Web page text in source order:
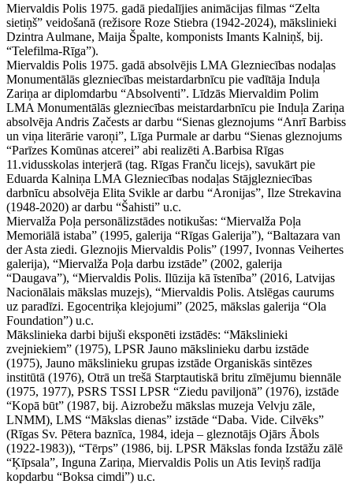
Miervaldis Polis 1975. gadā piedalījies animācijas filmas “Zelta
sietiņš” veidošanā (režisore Roze Stiebra (1942-2024), mākslinieki
Dzintra Aulmane, Maija Špalte, komponists Imants Kalniņš, bij.
“Telefilma-Rīga”).
Miervaldis Polis 1975. gadā absolvējis LMA Glezniecības nodaļas
Monumentālās glezniecības meistardarbnīcu pie vadītāja Induļa
Zariņa ar diplomdarbu “Absolventi”. Līdzās Miervaldim Polim
LMA Monumentālās glezniecības meistardarbnīcu pie Induļa Zariņa
absolvēja Andris Začests ar darbu “Sienas gleznojums “Anrī Barbiss
un viņa literārie varoņi”, Līga Purmale ar darbu “Sienas gleznojums
“Parīzes Komūnas atcerei” abi realizēti A.Barbisa Rīgas
11.vidusskolas interjerā (tag. Rīgas Franču licejs), savukārt pie
Eduarda Kalniņa LMA Glezniecības nodaļas Stājglezniecības
darbnīcu absolvēja Elita Svikle ar darbu “Aronijas”, Ilze Strekavina
(1948-2020) ar darbu “Šahisti” u.c.
Miervalža Poļa personālizstādes notikušas: “Miervalža Poļa
Memoriālā istaba” (1995, galerija “Rīgas Galerija”), “Baltazara van
der Asta ziedi. Gleznojis Miervaldis Polis” (1997, Ivonnas Veihertes
galerija), “Miervalža Poļa darbu izstāde” (2002, galerija
“Daugava”), “Miervaldis Polis. Ilūzija kā īstenība” (2016, Latvijas
Nacionālais mākslas muzejs), “Miervaldis Polis. Atslēgas caurums
uz paradīzi. Egocentriķa klejojumi” (2025, mākslas galerija “Ola
Foundation”) u.c.
Mākslinieka darbi bijuši eksponēti izstādēs: “Mākslinieki
zvejniekiem” (1975), LPSR Jauno mākslinieku darbu izstāde
(1975), Jauno mākslinieku grupas izstāde Organiskās sintēzes
institūtā (1976), Otrā un trešā Starptautiskā britu zīmējumu biennāle
(1975, 1977), PSRS TSSI LPSR “Ziedu paviljonā” (1976), izstāde
“Kopā būt” (1987, bij. Aizrobežu mākslas muzeja Velvju zāle,
LNMM), LMS “Mākslas dienas” izstāde “Daba. Vide. Cilvēks”
(Rīgas Sv. Pētera baznīca, 1984, ideja – gleznotājs Ojārs Ābols
(1922-1983)), “Tērps” (1986, bij. LPSR Mākslas fonda Izstāžu zālē
“Ķīpsala”, Inguna Zariņa, Miervaldis Polis un Atis Ieviņš radīja
kopdarbu “Boksa cimdi”) u.c.